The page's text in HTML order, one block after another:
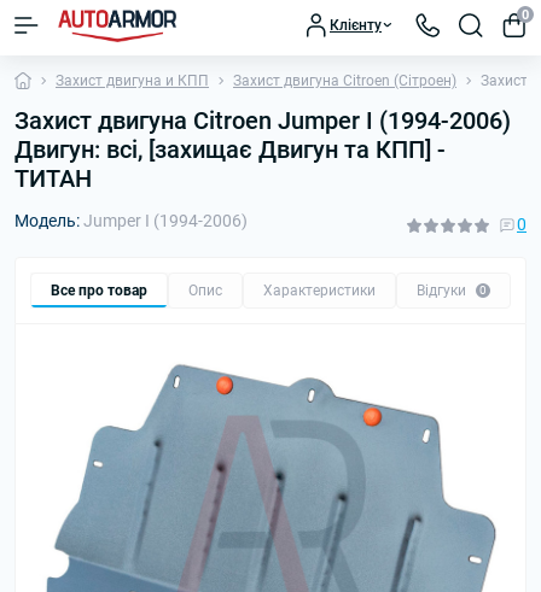
Клієнту
0
Захист двигуна и КПП Захист двигуна Citroen (Сітроен) Захист
Захист двигуна Citroen Jumper I (1994-2006)
Двигун: всі, [захищає Двигун та КПП] -
ТИТАН
Модель:Jumper I (1994-2006) 0
Все про товар Опис Характеристики Відгуки 0